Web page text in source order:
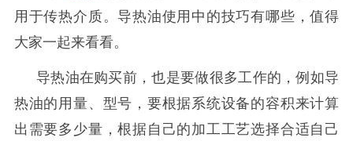
用于传热介质。导热油使用中的技巧有哪些，值得
大家一起来看看。
导热油在购买前，也是要做很多工作的，例如导
热油的用量、型号，要根据系统设备的容积来计算
出需要多少量，根据自己的加工工艺选择合适自己